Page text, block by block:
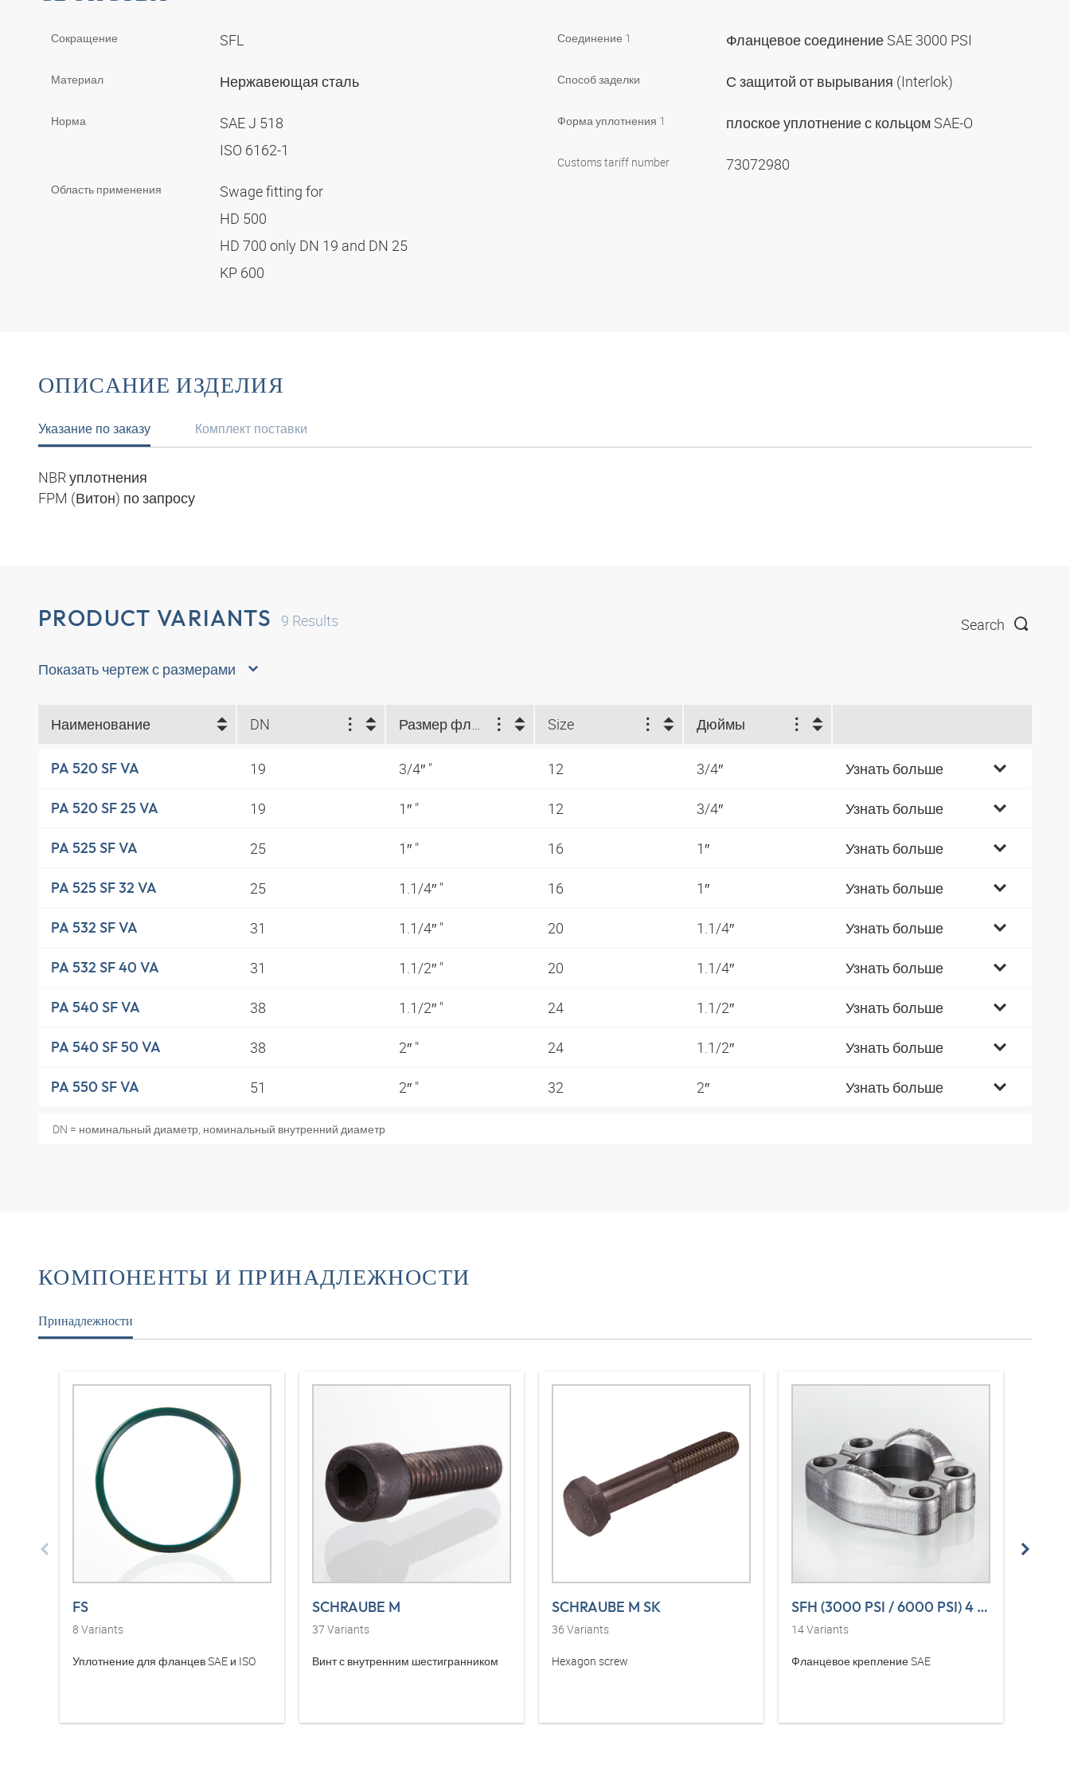
Сокращение SFL
Материал Нержавеющая сталь
Норма
SAE J 518
ISO 6162-1
Область применения
Swage fitting for
HD 500
HD 700 only DN 19 and DN 25
KP 600
Соединение 1 Фланцевое соединение SAE 3000 PSI
Способ заделки С защитой от вырывания (Interlok)
Форма уплотнения 1 плоское уплотнение с кольцом SAE-O
Customs tariff number 73072980
ОПИСАНИЕ ИЗДЕЛИЯ
Указание по заказу
NBR уплотнения
FPM (Витон) по запросу
Комплект поставки
PRODUCT VARIANTS 9 Results Search
Показать чертеж с размерами
Наименование DN Размер фланца (") Size Дюймы
PA 520 SF VA 19 3/4″ " 12 3/4″ Узнать больше
PA 520 SF 25 VA 19 1″ " 12 3/4″ Узнать больше
PA 525 SF VA 25 1″ " 16 1″ Узнать больше
PA 525 SF 32 VA 25 1.1/4″ " 16 1″ Узнать больше
PA 532 SF VA 31 1.1/4″ " 20 1.1/4″ Узнать больше
PA 532 SF 40 VA 31 1.1/2″ " 20 1.1/4″ Узнать больше
PA 540 SF VA 38 1.1/2″ " 24 1.1/2″ Узнать больше
PA 540 SF 50 VA 38 2″ " 24 1.1/2″ Узнать больше
PA 550 SF VA 51 2″ " 32 2″ Узнать больше
DN = номинальный диаметр, номинальный внутренний диаметр
КОМПОНЕНТЫ И ПРИНАДЛЕЖНОСТИ
Принадлежности
FS
8 Variants
Уплотнение для фланцев SAE и ISO
SCHRAUBE M
37 Variants
Винт с внутренним шестигранником
SCHRAUBE M SK
36 Variants
Hexagon screw
SFH (3000 PSI / 6000 PSI) 4 L VA
14Variants
Фланцевое крепление SAE